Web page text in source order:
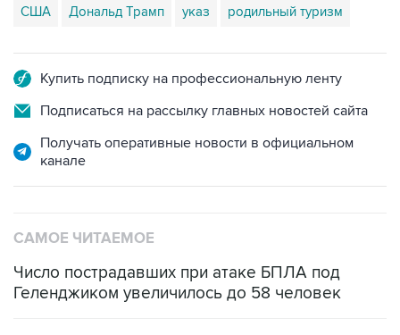
США Дональд Трамп указ родильный туризм
Купить подписку на профессиональную ленту
Подписаться на рассылку главных новостей сайта
Получать оперативные новости в официальном
канале
САМОЕ ЧИТАЕМОЕ
Число пострадавших при атаке БПЛА под
Геленджиком увеличилось до 58 человек